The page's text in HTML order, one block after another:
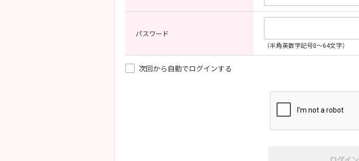
パスワード
（半角英数字記号8～64文字）
次回から自動でログインする